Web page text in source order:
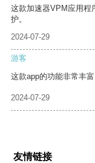
这款加速器VPM应用程
护。
2024-07-29
游客
这款app的功能非常丰
2024-07-29
友情链接